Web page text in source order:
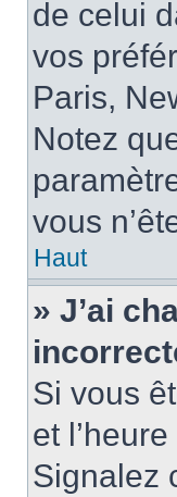
de celui
vos
Paris,
Notez
vous
Haut
» J’ai
Si vous
et
Signalez